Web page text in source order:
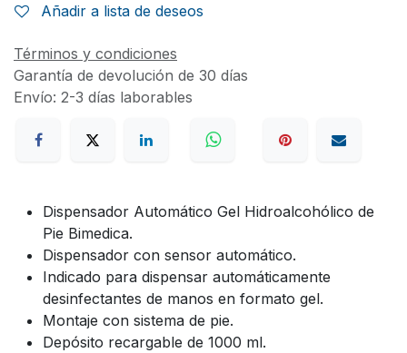
Añadir a lista de deseos
Términos y condiciones
Garantía de devolución de 30 días
Envío: 2-3 días laborables
Dispensador Automático Gel Hidroalcohólico de
Pie Bimedica.
Dispensador con sensor automático.
Indicado para dispensar automáticamente
desinfectantes de manos en formato gel.
Montaje con sistema de pie.
Depósito recargable de 1000 ml.